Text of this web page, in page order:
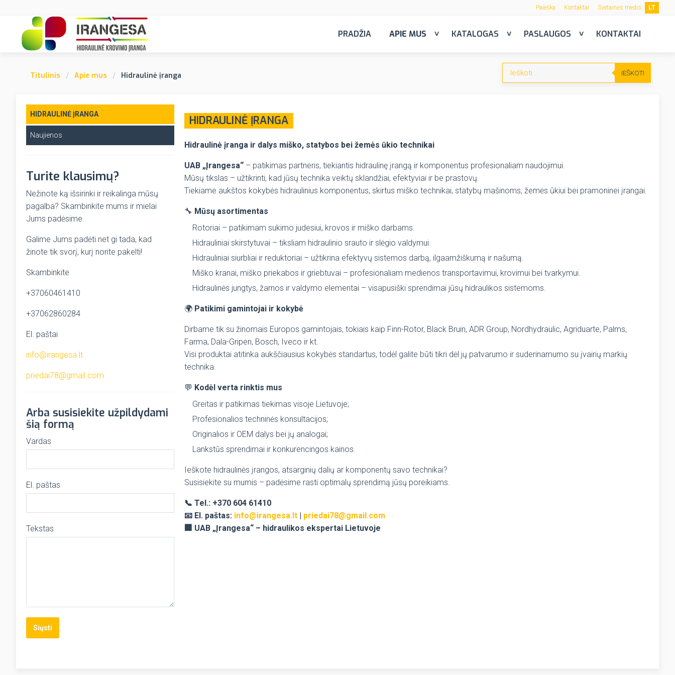
LT
Paieška Kontaktai Svetainės medis
PRADŽIA APIE MUS KATALOGAS PASLAUGOS KONTAKTAI
Titulinis Apie mus Hidraulinė įranga IEŠKOTI
HIDRAULINĖ ĮRANGA
Hidraulinė įranga ir dalys miško, statybos bei žemės ūkio technikai
UAB „Įrangesa“ – patikimas partneris, tiekiantis hidraulinę įrangą ir komponentus profesionaliam naudojimui.
Mūsų tikslas – užtikrinti, kad jūsų technika veiktų sklandžiai, efektyviai ir be prastovų.
Tiekiame aukštos kokybės hidraulinius komponentus, skirtus miško technikai, statybų mašinoms, žemės ūkiui bei pramoninei įrangai.
🔧 Mūsų asortimentas
Rotoriai – patikimam sukimo judesiui, krovos ir miško darbams.
Hidrauliniai skirstytuvai – tiksliam hidraulinio srauto ir slėgio valdymui.
Hidrauliniai siurbliai ir reduktoriai – užtikrina efektyvų sistemos darbą, ilgaamžiškumą ir našumą.
Miško kranai, miško priekabos ir griebtuvai – profesionaliam medienos transportavimui, krovimui bei tvarkymui.
Hidraulinės jungtys, žarnos ir valdymo elementai – visapusiški sprendimai jūsų hidraulikos sistemoms.
🌍 Patikimi gamintojai ir kokybė
Dirbame tik su žinomais Europos gamintojais, tokiais kaip Finn-Rotor, Black Bruin, ADR Group, Nordhydraulic, Agriduarte, Palms,
Farma, Dala-Gripen, Bosch, Iveco ir kt.
Visi produktai atitinka aukščiausius kokybės standartus, todėl galite būti tikri dėl jų patvarumo ir suderinamumo su įvairių markių
technika.
💬 Kodėl verta rinktis mus
Greitas ir patikimas tiekimas visoje Lietuvoje;
Profesionalios techninės konsultacijos;
Originalios ir OEM dalys bei jų analogai;
Lankstūs sprendimai ir konkurencingos kainos.
Ieškote hidraulinės įrangos, atsarginių dalių ar komponentų savo technikai?
Susisiekite su mumis – padėsime rasti optimalų sprendimą jūsų poreikiams.
📞 Tel.: +370 604 61410
📧 El. paštas: info@irangesa.lt
priedai78@gmail.com
🏢 UAB „Įrangesa“ – hidraulikos ekspertai Lietuvoje
HIDRAULINĖ ĮRANGA
Naujienos
Turite klausimų?
Nežinote ką išsirinki ir reikalinga mūsų
pagalba? Skambinkite mums ir mielai
Jums padėsime.
Galime Jums padėti net gi tada, kad
žinote tik svorį, kurį norite pakelti!
Skambinkite
+37060461410
+37062860284
El. paštai
info@irangesa.lt
priedai78@gmail.com
Arba susisiekite užpildydami
šią formą
Vardas
El. paštas
Tekstas
Siųsti